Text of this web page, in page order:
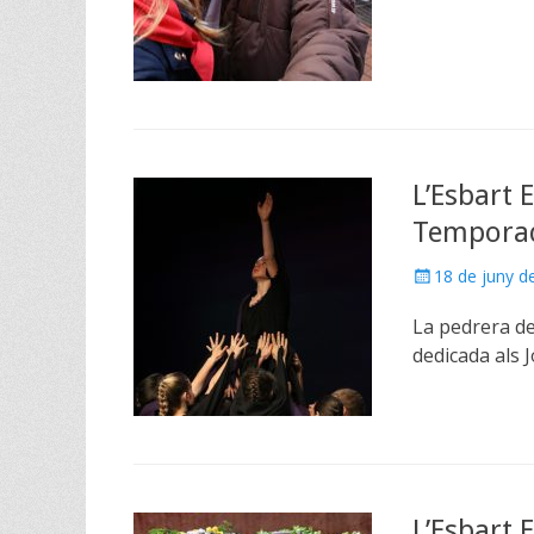
L’Esbart
Posted
18 de juny
La pedrera
dedicada als